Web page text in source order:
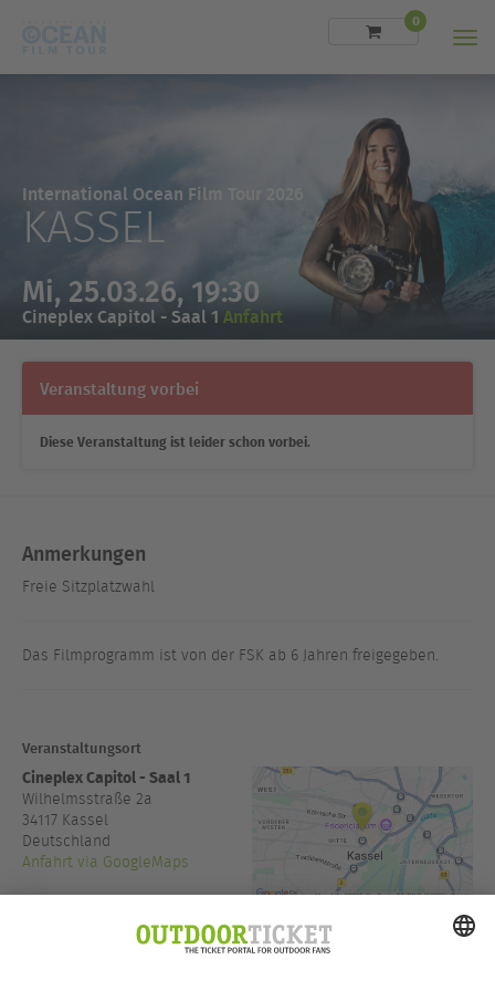
0
International Ocean Film Tour 2026
KASSEL
Mi, 25.03.26, 19:30
Cineplex Capitol - Saal 1 Anfahrt
Veranstaltung vorbei
Diese Veranstaltung ist leider schon vorbei.
Anmerkungen
Freie Sitzplatzwahl
Das Filmprogramm ist von der FSK ab 6 Jahren freigegeben.
Veranstaltungsort
Cineplex Capitol - Saal 1
Wilhelmsstraße 2a
34117 Kassel
Deutschland
Anfahrt via GoogleMaps
www.cineplex.de/nordhessen